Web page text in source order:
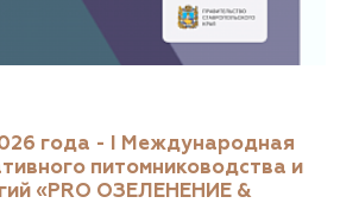
года - I Международная
питомниководства и
«PRO ОЗЕЛЕНЕНИЕ &